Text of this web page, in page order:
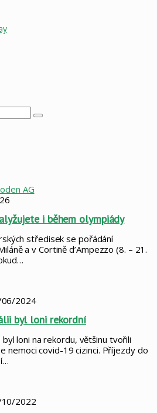
Vyhledat
i během olympiády
středisek se pořádání
a v Cortině d’Ampezzo (8. – 21.
2024
byl loni rekordní
loni na rekordu, většinu tvořili
nemoci covid-19 cizinci. Příjezdy do
2022